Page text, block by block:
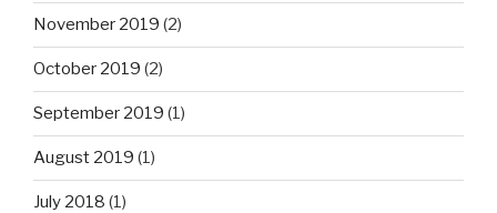
November 2019 (2)
October 2019 (2)
September 2019 (1)
August 2019 (1)
July 2018 (1)